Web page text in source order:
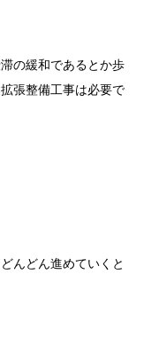
の緩和であるとか歩
張整備工事は必要で
んどん進めていくと